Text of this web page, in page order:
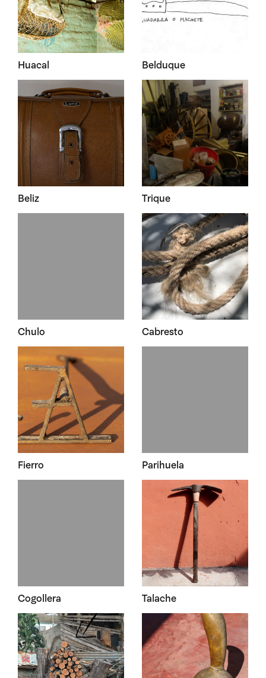
Huacal Belduque
Beliz Trique
Chulo Cabresto
Fierro Parihuela
Cogollera Talache